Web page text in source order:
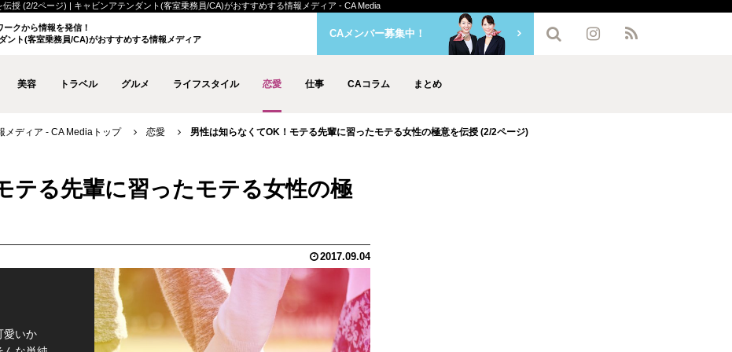
授 (2/2ページ) | キャビンアテンダント(客室乗務員/CA)がおすすめする情報メディア - CA Media
クから情報を発信！
ント(客室乗務員/CA)がおすすめする情報メディア
美容 トラベル グルメ ライフスタイル 恋愛 仕事 CAコラム まとめ
CAメンバー募集中！
メディア - CA Mediaトップ 恋愛 男性は知らなくてOK！モテる先輩に習ったモテる女性の極意を伝授 (2/2ページ)
テる先輩に習ったモテる女性の極
2017.09.04
愛いか